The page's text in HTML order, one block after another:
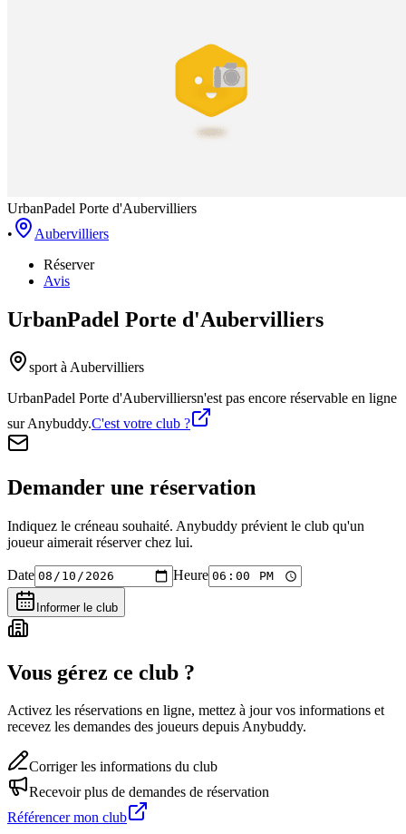
UrbanPadel Porte d'Aubervilliers
•
Aubervilliers
Réserver
Avis
UrbanPadel Porte d'Aubervilliers
sport à Aubervilliers
UrbanPadel Porte d'Aubervilliersn'est pas encore réservable en ligne
sur Anybuddy.C'est votre club ?
Demander une réservation
Indiquez le créneau souhaité. Anybuddy prévient le club qu'un
joueur aimerait réserver chez lui.
Date Heure
Informer le club
Vous gérez ce club ?
Activez les réservations en ligne, mettez à jour vos informations et
recevez les demandes des joueurs depuis Anybuddy.
Corriger les informations du club
Recevoir plus de demandes de réservation
Référencer mon club